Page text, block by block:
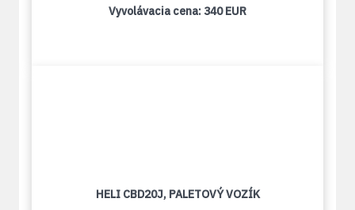
Vyvolávacia cena: 340 EUR
HELI CBD20J, PALETOVÝ VOZÍK